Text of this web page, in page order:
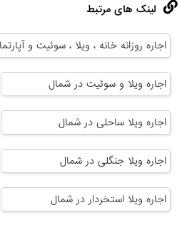
لینک های مرتبط
اجاره روزانه خانه ، ویلا ، سوئیت و
اجاره ویلا و سوئیت در شمال
اجاره ویلا ساحلی در شمال
اجاره ویلا جنگلی در شمال
اجاره ویلا استخردار در شمال